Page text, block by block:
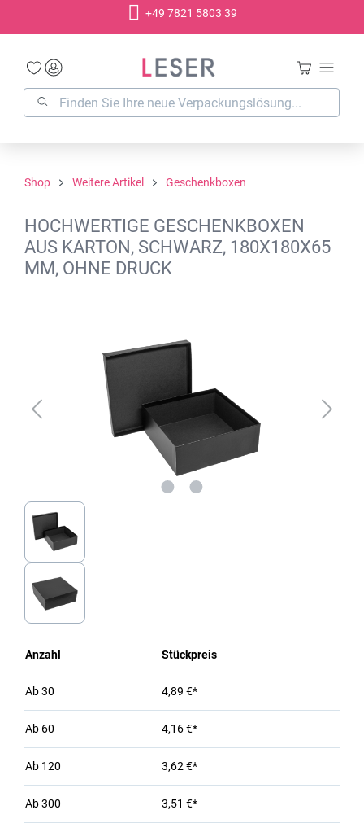
+49 7821 5803 39
Shop Weitere Artikel Geschenkboxen
HOCHWERTIGE GESCHENKBOXEN
AUS KARTON, SCHWARZ, 180X180X65
MM, OHNE DRUCK
Anzahl Stückpreis
Ab30 4,89 €*
Ab 60 4,16 €*
Ab 120 3,62 €*
Ab300 3,51 €*